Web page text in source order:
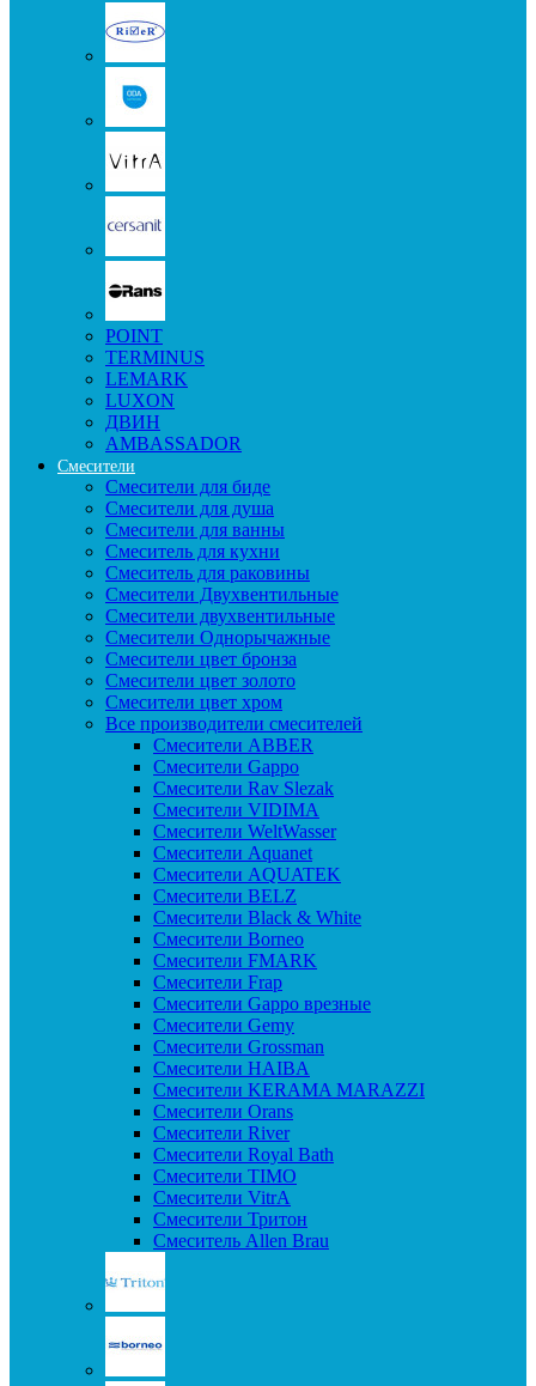
POINT
TERMINUS
LEMARK
LUXON
ДВИН
AMBASSADOR
Смесители
Смесители для биде
Смесители для душа
Смесители для ванны
Смеситель для кухни
Смеситель для раковины
Смесители Двухвентильные
Смесители двухвентильные
Смесители Однорычажные
Смесители цвет бронза
Смесители цвет золото
Смесители цвет хром
Все производители смесителей
Cмесители ABBER
Cмесители Gappo
Cмесители Rav Slezak
Cмесители VIDIMA
Cмесители WeltWasser
Смесители Aquanet
Смесители AQUATEK
Смесители BELZ
Смесители Black & White
Смесители Borneo
Смесители FMARK
Смесители Frap
Смесители Gappo врезные
Смесители Gemy
Смесители Grossman
Смесители HAIBA
Смесители KERAMA MARAZZI
Смесители Orans
Смесители River
Смесители Royal Bath
Смесители TIMO
Смесители VitrA
Смесители Тритон
Смеситель Allen Brau